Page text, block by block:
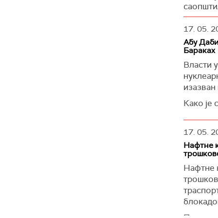
Према
укидање
чврсте
са
Како
влада
који
је
С друге
се
Према
"ХММ
(Танјуг,
17. 05.
Абу
Бараках
Власти
Како је
има
17. 05.
Нафтне
Нафтне